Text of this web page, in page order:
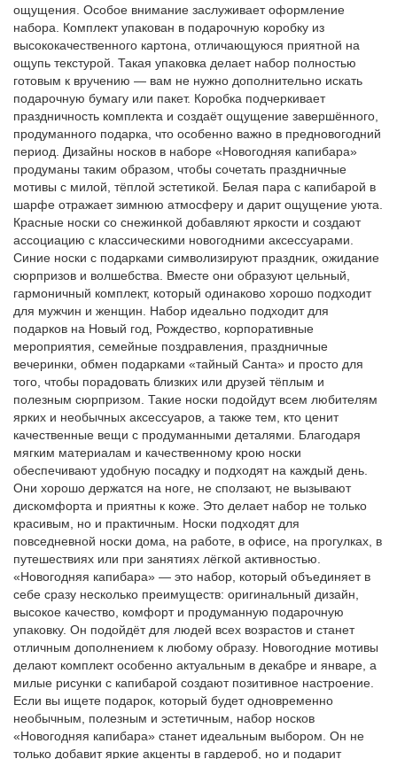
ощущения. Особое внимание заслуживает оформление
набора. Комплект упакован в подарочную коробку из
высококачественного картона, отличающуюся приятной на
ощупь текстурой. Такая упаковка делает набор полностью
готовым к вручению — вам не нужно дополнительно искать
подарочную бумагу или пакет. Коробка подчеркивает
праздничность комплекта и создаёт ощущение завершённого,
продуманного подарка, что особенно важно в предновогодний
период. Дизайны носков в наборе «Новогодняя капибара»
продуманы таким образом, чтобы сочетать праздничные
мотивы с милой, тёплой эстетикой. Белая пара с капибарой в
шарфе отражает зимнюю атмосферу и дарит ощущение уюта.
Красные носки со снежинкой добавляют яркости и создают
ассоциацию с классическими новогодними аксессуарами.
Синие носки с подарками символизируют праздник, ожидание
сюрпризов и волшебства. Вместе они образуют цельный,
гармоничный комплект, который одинаково хорошо подходит
для мужчин и женщин. Набор идеально подходит для
подарков на Новый год, Рождество, корпоративные
мероприятия, семейные поздравления, праздничные
вечеринки, обмен подарками «тайный Санта» и просто для
того, чтобы порадовать близких или друзей тёплым и
полезным сюрпризом. Такие носки подойдут всем любителям
ярких и необычных аксессуаров, а также тем, кто ценит
качественные вещи с продуманными деталями. Благодаря
мягким материалам и качественному крою носки
обеспечивают удобную посадку и подходят на каждый день.
Они хорошо держатся на ноге, не сползают, не вызывают
дискомфорта и приятны к коже. Это делает набор не только
красивым, но и практичным. Носки подходят для
повседневной носки дома, на работе, в офисе, на прогулках, в
путешествиях или при занятиях лёгкой активностью.
«Новогодняя капибара» — это набор, который объединяет в
себе сразу несколько преимуществ: оригинальный дизайн,
высокое качество, комфорт и продуманную подарочную
упаковку. Он подойдёт для людей всех возрастов и станет
отличным дополнением к любому образу. Новогодние мотивы
делают комплект особенно актуальным в декабре и январе, а
милые рисунки с капибарой создают позитивное настроение.
Если вы ищете подарок, который будет одновременно
необычным, полезным и эстетичным, набор носков
«Новогодняя капибара» станет идеальным выбором. Он не
только добавит яркие акценты в гардероб, но и подарит